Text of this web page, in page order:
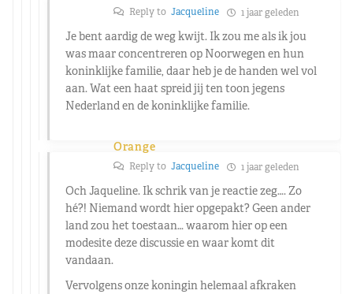
Reply to Jacqueline 1 jaar geleden
Je bent aardig de weg kwijt. Ik zou me als ik jou
was maar concentreren op Noorwegen en hun
koninklijke familie, daar heb je de handen wel vol
aan. Wat een haat spreid jij ten toon jegens
Nederland en de koninklijke familie.
Orange
Reply to Jacqueline 1 jaar geleden
Och Jaqueline. Ik schrik van je reactie zeg…. Zo
hé?! Niemand wordt hier opgepakt? Geen ander
land zou het toestaan… waarom hier op een
modesite deze discussie en waar komt dit
vandaan.
Vervolgens onze koningin helemaal afkraken